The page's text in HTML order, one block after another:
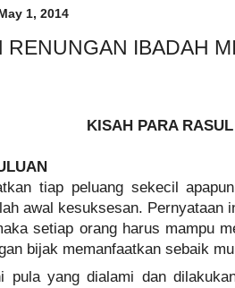
1, 2014
RENUNGAN IBADAH
KISAH PARA
tiap peluang sekecil
awal kesuksesan. Pernyataan
setiap orang harus mampu
bijak memanfaatkan sebaik
pula yang dialami dan